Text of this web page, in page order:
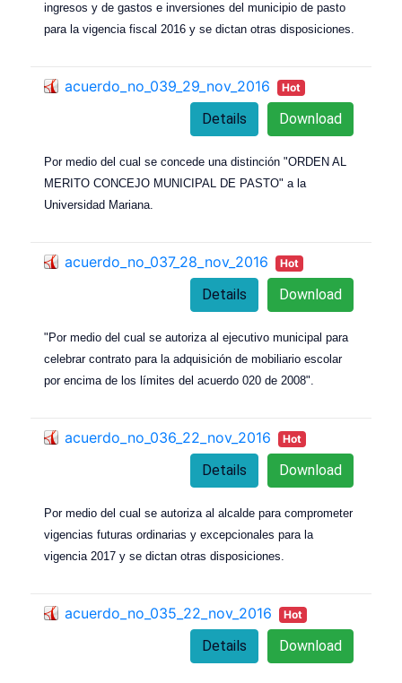
ingresos y de gastos e inversiones del municipio de pasto
para la vigencia fiscal 2016 y se dictan otras disposiciones.
acuerdo_no_039_29_nov_2016 Hot
Download
Details
Por medio del cual se concede una distinción "ORDEN AL
MERITO CONCEJO MUNICIPAL DE PASTO" a la
Universidad Mariana.
acuerdo_no_037_28_nov_2016 Hot
Download
Details
"Por medio del cual se autoriza al ejecutivo municipal para
celebrar contrato para la adquisición de mobiliario escolar
por encima de los límites del acuerdo 020 de 2008".
acuerdo_no_036_22_nov_2016 Hot
Download
Details
Por medio del cual se autoriza al alcalde para comprometer
vigencias futuras ordinarias y excepcionales para la
vigencia 2017 y se dictan otras disposiciones.
acuerdo_no_035_22_nov_2016 Hot
Download
Details